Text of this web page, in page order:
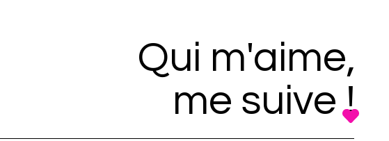
Qui m'aime,
me suive !